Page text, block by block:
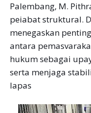
Palembang, M.
peiabat struktural.
menegaskan
antara
hukum sebagai
serta menjaga
lapas